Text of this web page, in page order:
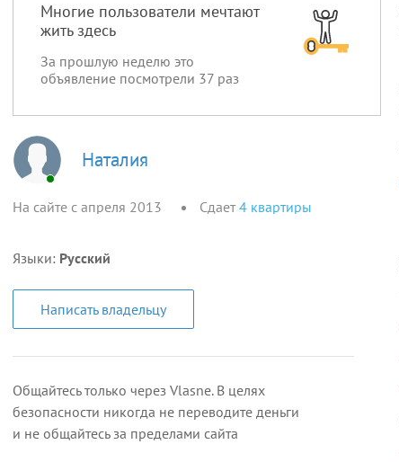
Многие пользователи мечтают
жить здесь
За прошлую неделю это
объявление посмотрели 37 раз
Наталия
На сайте с апреля 2013 Сдает4 квартиры
Языки: Русский
Написать владельцу
Общайтесь только через Vlasne. В целях
безопасности никогда не переводите деньги
и не общайтесь за пределами сайта